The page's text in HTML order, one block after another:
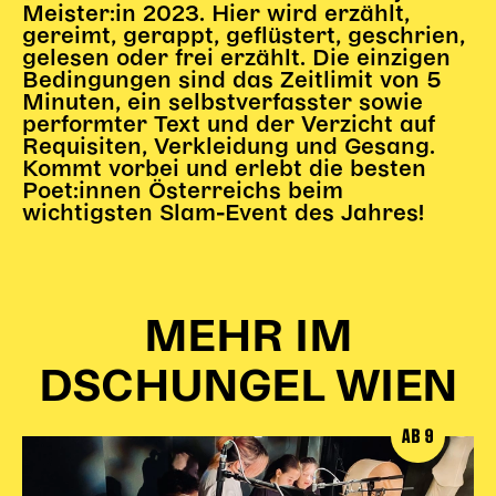
Begleitmaterial
TheaterPaket
Partnerklasse + Partnerschule
Schulabenteuernacht
Probenklasse
Theaterklasse
Vorstellungen für pädagogische Institutionen
Open House
Newsletter für pädagogische Institutionen
DIGITALE BÜHNE
Meister:in 2023. Hier wird erzählt,
gereimt, gerappt, geflüstert, geschrien,
gelesen oder frei erzählt. Die einzigen
Bedingungen sind das Zeitlimit von 5
Minuten, ein selbstverfasster sowie
performter Text und der Verzicht auf
Requisiten, Verkleidung und Gesang.
Kommt vorbei und erlebt die besten
Poet:innen Österreichs beim
wichtigsten Slam-Event des Jahres!
MEHR IM
DSCHUNGEL WIEN
AB 9